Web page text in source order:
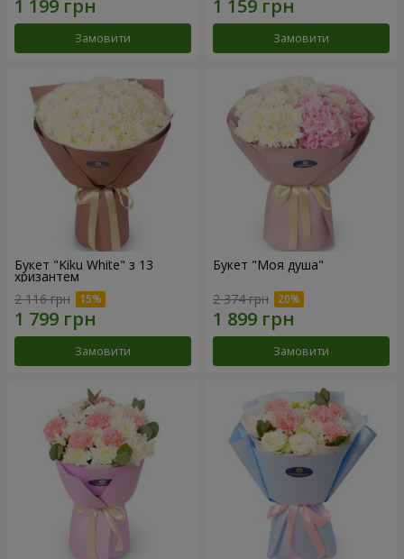
Замовити Замовити
Букет "Kiku White" з 13
хризантем
2 116 грн
Замовити
Букет "Моя душа"
2 374 грн
Замовити